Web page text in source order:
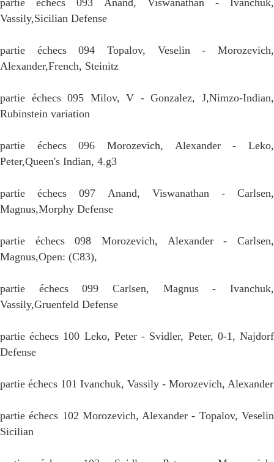
partie échecs 093 Anand, Viswanathan - Ivanchuk,
Vassily,Sicilian Defense
partie échecs 094 Topalov, Veselin - Morozevich,
Alexander,French, Steinitz
partie échecs 095 Milov, V - Gonzalez, J,Nimzo-Indian,
Rubinstein variation
partie échecs 096 Morozevich, Alexander - Leko,
Peter,Queen's Indian, 4.g3
partie échecs 097 Anand, Viswanathan - Carlsen,
Magnus,Morphy Defense
partie échecs 098 Morozevich, Alexander - Carlsen,
Magnus,Open: (C83),
partie échecs 099 Carlsen, Magnus - Ivanchuk,
Vassily,Gruenfeld Defense
partie échecs 100 Leko, Peter - Svidler, Peter, 0-1, Najdorf
Defense
partie échecs 101 Ivanchuk, Vassily - Morozevich, Alexander
partie échecs 102 Morozevich, Alexander - Topalov, Veselin
Sicilian